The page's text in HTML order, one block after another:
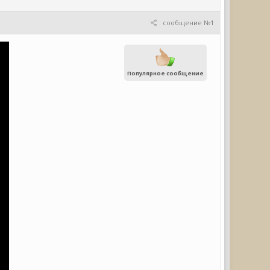
: сообщение №1
Популярное сообщение